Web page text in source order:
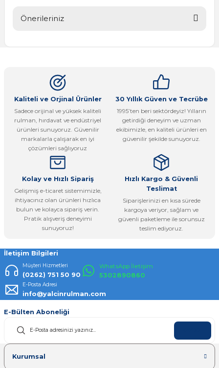
Önerileriniz
Görüş ve önerileriniz için teşekkür ederiz.
Ürün resmi kalitesiz, bozuk veya görüntülenemiyor.
Ürün açıklamasında eksik bilgiler bulunuyor.
Ürün bilgilerinde hatalar bulunuyor.
Ürün fiyatı diğer sitelerden daha pahalı.
Bu ürüne benzer farklı alternatifler olmalı.
Gönder
Kaliteli ve Orjinal Ürünler
Sadece orijinal ve yüksek kaliteli
rulman, hırdavat ve endüstriyel
ürünleri sunuyoruz. Güvenilir
markalarla çalışarak en iyi
çözümleri sağlıyoruz
30 Yıllık Güven ve Tecrübe
1995’ten beri sektördeyiz! Yılların
getirdiği deneyim ve uzman
ekibimizle, en kaliteli ürünleri en
güvenilir şekilde sunuyoruz.
Kolay ve Hızlı Sipariş
Gelişmiş e-ticaret sistemimizle,
ihtiyacınız olan ürünleri hızlıca
bulun ve kolayca sipariş verin.
Pratik alışveriş deneyimi
sunuyoruz!
Hızlı Kargo & Güvenli
Teslimat
Siparişlerinizi en kısa sürede
kargoya veriyor, sağlam ve
güvenli paketleme ile sorunsuz
teslim ediyoruz.
İletişim Bilgileri
Müşteri Hizmetleri
(0262) 751 50 90
WhatsApp İletişim
5302890860
E-Posta Adresi
info@yalcinrulman.com
E-Bülten Aboneliği
Kurumsal